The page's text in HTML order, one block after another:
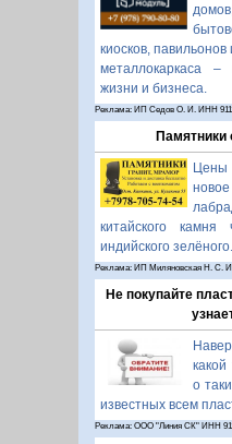
киосков,
металлокаркаса
жизни и бизнеса.
Реклама: ИП Седов О. И. ИНН
Памятники
китайского
индийского зелёного.
Реклама: ИП Миляновская Н. С.
Не покупайте
о
известных всем
Реклама: ООО "Линия СК" ИНН